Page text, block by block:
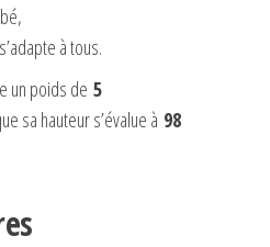
à tous.
un poids de 5
sa hauteur s’évalue à 98